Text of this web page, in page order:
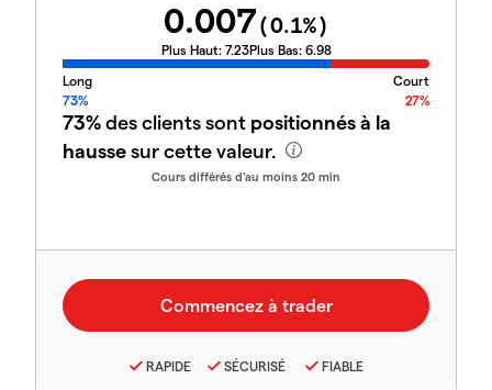
0.007(0.1%)
Plus Haut: 7.23Plus Bas: 6.98
Long
Court
73%
27%
73%des clients sont positionnés à la
haussesur cette valeur.
Cours différés d'au moins 20 min
RAPIDE SÉCURISÉ FIABLE